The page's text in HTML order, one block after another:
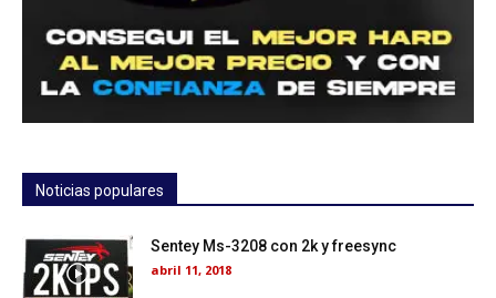
Noticias populares
Sentey Ms-3208 con 2k y freesync
abril 11, 2018